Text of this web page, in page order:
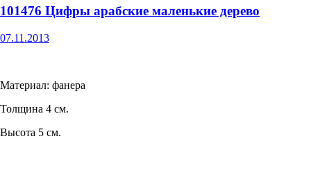
101476 Цифры арабские маленькие дерево
07.11.2013
Материал: фанера
Толщина 4 см.
Высота 5 см.